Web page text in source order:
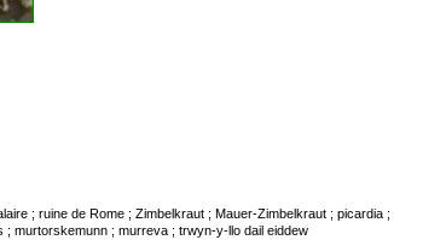
; ruine de Rome ; Zimbelkraut ; Mauer-Zimbelkraut ; picardia ;
; murtorskemunn ; murreva ; trwyn-y-llo dail eiddew